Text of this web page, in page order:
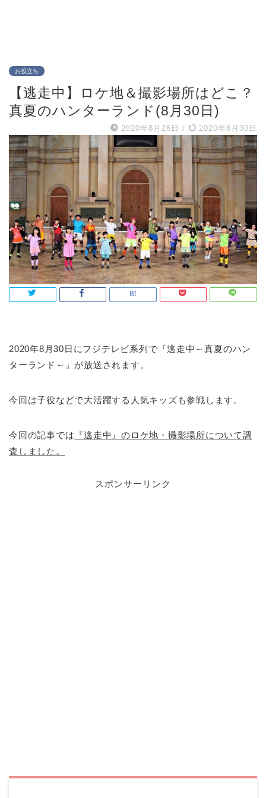
お役立ち
【逃走中】ロケ地＆撮影場所はどこ？
真夏のハンターランド(8月30日)
2020年8月26日 / 2020年8月30日
2020年8月30日にフジテレビ系列で『逃走中～真夏のハン
ターランド～』が放送されます。
今回は子役などで大活躍する人気キッズも参戦します。
今回の記事では 『逃走中』のロケ地・撮影場所について調
査しました。
スポンサーリンク